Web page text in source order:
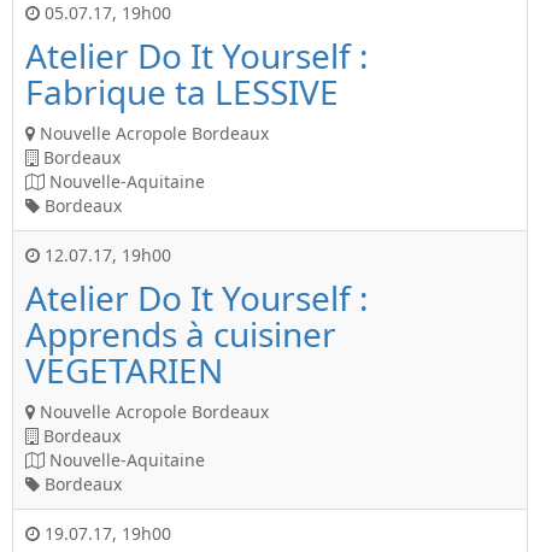
05.07.17, 19h00
Atelier Do It Yourself :
Fabrique ta LESSIVE
Nouvelle Acropole Bordeaux
Bordeaux
Nouvelle-Aquitaine
Bordeaux
12.07.17, 19h00
Atelier Do It Yourself :
Apprends à cuisiner
VEGETARIEN
Nouvelle Acropole Bordeaux
Bordeaux
Nouvelle-Aquitaine
Bordeaux
19.07.17, 19h00